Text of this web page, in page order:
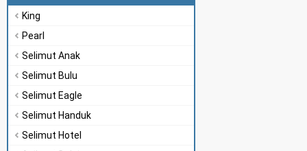
King
Pearl
Selimut Anak
Selimut Bulu
Selimut Eagle
Selimut Handuk
Selimut Hotel